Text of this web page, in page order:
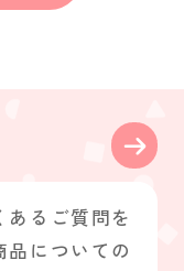
あるご質問を
品についての